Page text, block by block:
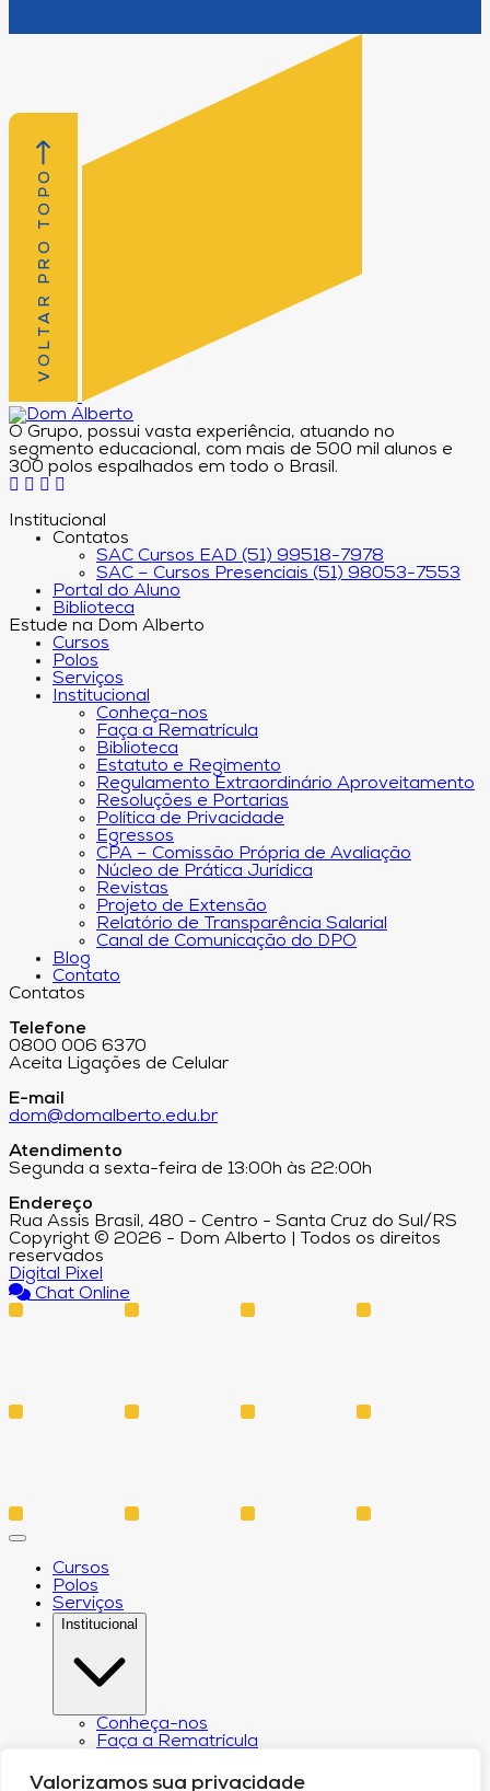
Valorizamos sua privacidade
VOLTAR PRO TOPO
O Grupo, possui vasta experiência, atuando no
segmento educacional, com mais de 500 mil alunos e
300 polos espalhados em todo o Brasil.
Institucional
Contatos
SAC Cursos EAD (51) 99518-7978
SAC – Cursos Presenciais (51) 98053-7553
Portal do Aluno
Biblioteca
Estude na Dom Alberto
Cursos
Polos
Serviços
Institucional
Conheça-nos
Faça a Rematrícula
Biblioteca
Estatuto e Regimento
Regulamento Extraordinário Aproveitamento
Resoluções e Portarias
Política de Privacidade
Egressos
CPA – Comissão Própria de Avaliação
Núcleo de Prática Jurídica
Revistas
Projeto de Extensão
Relatório de Transparência Salarial
Canal de Comunicação do DPO
Blog
Contato
Contatos
Telefone
0800 006 6370
Aceita Ligações de Celular
E-mail
dom@domalberto.edu.br
Atendimento
Segunda a sexta-feira de 13:00h às 22:00h
Endereço
Rua Assis Brasil, 480 - Centro - Santa Cruz do Sul/RS
Copyright © 2026 - Dom Alberto | Todos os direitos
reservados
Digital Pixel
Chat Online
Cursos
Polos
Serviços
Institucional
Conheça-nos
Faça a Rematrícula
Estatuto e Regimento